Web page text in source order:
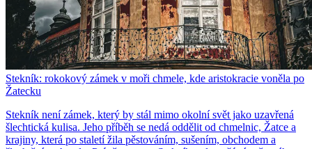
Stekník: rokokový zámek v moři chmele, kde aristokracie voněla po
Žatecku
Stekník není zámek, který by stál mimo okolní svět jako uzavřená
šlechtická kulisa. Jeho příběh se nedá oddělit od chmelnic, Žatce a
krajiny, která po staletí žila pěstováním, sušením, obchodem a